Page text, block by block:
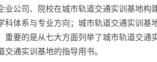
业公司、院校在城市轨道交通实训基地构
科体系与专业方向；城市轨道交通实训
重要的是从七大方面列举了城市轨道交
交通实训基地的指导用书。